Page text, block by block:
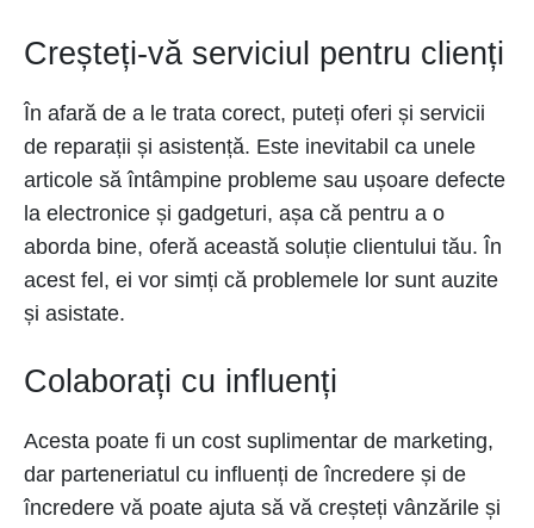
Creșteți-vă serviciul pentru clienți
În afară de a le trata corect, puteți oferi și servicii
de reparații și asistență. Este inevitabil ca unele
articole să întâmpine probleme sau ușoare defecte
la electronice și gadgeturi, așa că pentru a o
aborda bine, oferă această soluție clientului tău. În
acest fel, ei vor simți că problemele lor sunt auzite
și asistate.
Colaborați cu influenți
Acesta poate fi un cost suplimentar de marketing,
dar parteneriatul cu influenți de încredere și de
încredere vă poate ajuta să vă creșteți vânzările și